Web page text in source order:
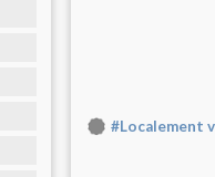
#Localement